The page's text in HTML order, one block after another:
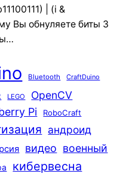
| (i &
Вы обнуляете биты 3
Bluetooth CraftDuino
LEGO OpenCV
Pi RoboCraft
андроид
видео военный
кибервесна